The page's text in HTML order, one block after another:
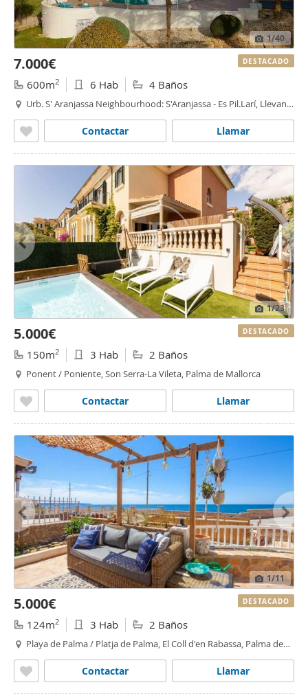
1/40
7.000€
600m2 6 Hab 4 Baños
Urb. S' Aranjassa Neighbourhood: S'Aranjassa - Es Pil.Larí, Llevant
Llamar
Contactar
DESTACADO
1/23
5.000€
150m2 3 Hab 2 Baños
Ponent / Poniente, Son Serra-La Vileta, Palma de Mallorca
Llamar
Contactar
DESTACADO
1/11
5.000€
124m2 3 Hab 2 Baños
Playa de Palma / Platja de Palma, El Coll d'en Rabassa, Palma de
Llamar
Contactar
DESTACADO